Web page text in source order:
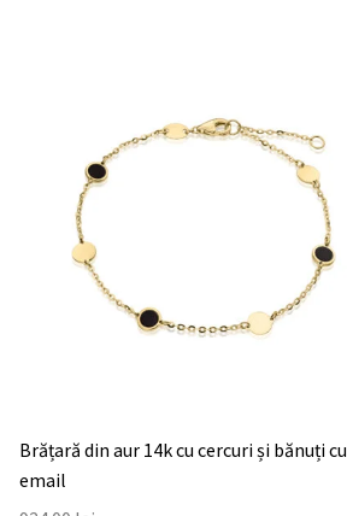
Brățară din aur 14k cu cercuri și bănuți cu
email